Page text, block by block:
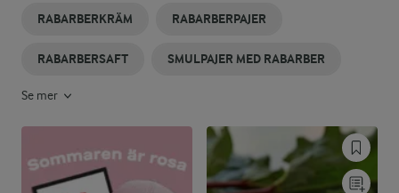
RABARBERKRÄM RABARBERPAJER
RABARBERSAFT SMULPAJER MED RABARBER
Se mer